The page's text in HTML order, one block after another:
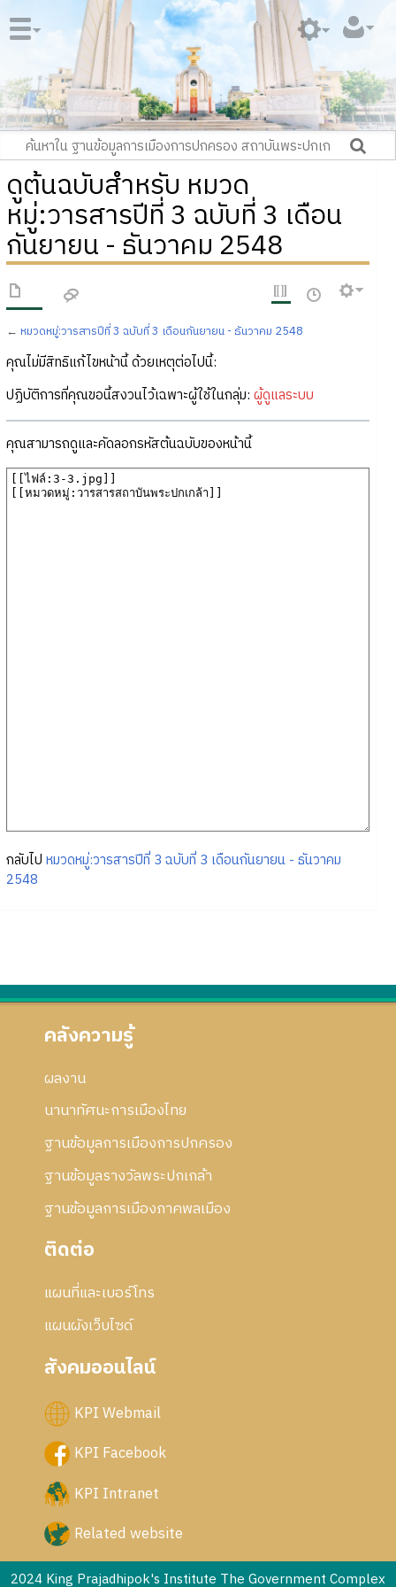
ดูต้นฉบับสำหรับ หมวด
หมู่:วารสารปีที่ 3 ฉบับที่ 3 เดือน
กันยายน - ธันวาคม 2548
← หมวดหมู่:วารสารปีที่ 3 ฉบับที่ 3 เดือนกันยายน - ธันวาคม 2548
คุณไม่มีสิทธิแก้ไขหน้านี้ ด้วยเหตุต่อไปนี้:
ปฏิบัติการที่คุณขอนี้สงวนไว้เฉพาะผู้ใช้ในกลุ่ม: ผู้ดูแลระบบ
คุณสามารถดูและคัดลอกรหัสต้นฉบับของหน้านี้
กลับไป หมวดหมู่:วารสารปีที่ 3 ฉบับที่ 3 เดือนกันยายน - ธันวาคม
2548
คลังความรู้
ผลงาน
นานาทัศนะการเมืองไทย
ฐานข้อมูลการเมืองการปกครอง
ฐานข้อมูลรางวัลพระปกเกล้า
ฐานข้อมูลการเมืองภาคพลเมือง
ติดต่อ
แผนที่และเบอร์โทร
แผนผังเว็บไซด์
สังคมออนไลน์
KPI Webmail
KPI Facebook
KPI Intranet
Related website
2024 King Prajadhipok's Institute The Government Complex